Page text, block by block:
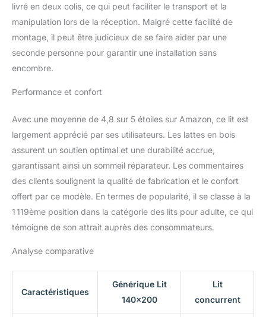
cadre de lit est robuste et
durable, avec une
capacité de charge allant
pieds de support
HAUTE QUALITÉ ET
AGRÉABLE AU
TOUCHER:La tête et le
pied de lit sont ornés de
strass brillants et de
lignes dorées plaquées,
alliant style
contemporain et
raffiné rehausse
chambre
INFORMATIONS SUR
L'EMBALLAGE : Pour
livré en deux colis, ce qui peut faciliter le transport et la
manipulation lors de la réception. Malgré cette facilité de
montage, il peut être judicieux de se faire aider par une
seconde personne pour garantir une installation sans
encombre.
Performance et confort
Avec une moyenne de 4,8 sur 5 étoiles sur Amazon, ce lit est
largement apprécié par ses utilisateurs. Les lattes en bois
assurent un soutien optimal et une durabilité accrue,
garantissant ainsi un sommeil réparateur. Les commentaires
des clients soulignent la qualité de fabrication et le confort
offert par ce modèle. En termes de popularité, il se classe à la
1 119ème position dans la catégorie des lits pour adulte, ce qui
témoigne de son attrait auprès des consommateurs.
Analyse comparative
Caractéristiques
Générique Lit
140×200
Lit
concurrent